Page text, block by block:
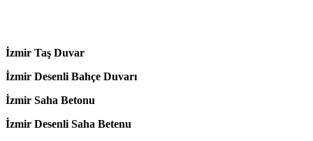
İzmir Taş Duvar
İzmir Desenli Bahçe Duvarı
İzmir Saha Betonu
İzmir Desenli Saha Betenu